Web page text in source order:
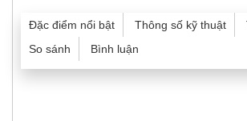
Đặc điểm nổi bật Thông số kỹ thuật
So sánh
Bình luận